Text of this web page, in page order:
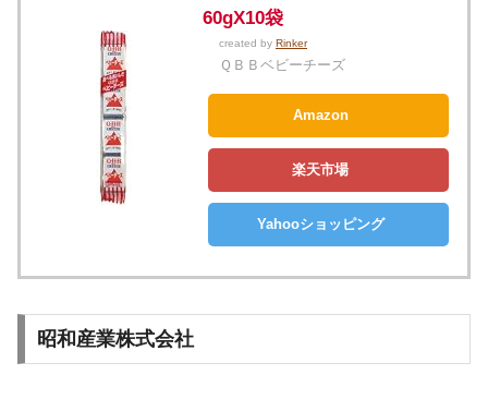
60gX10袋
created by Rinker
ＱＢＢベビーチーズ
Amazon
楽天市場
Yahooショッピング
昭和産業株式会社